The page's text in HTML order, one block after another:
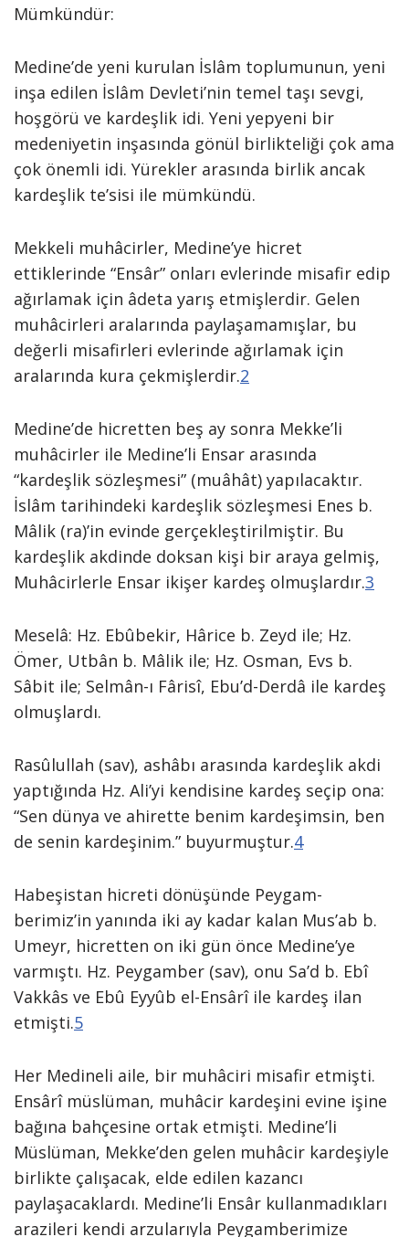
Mümkündür:
Medine’de yeni kurulan İslâm toplumunun, yeni
inşa edilen İslâm Devleti’nin temel taşı sevgi,
hoşgörü ve kardeşlik idi. Yeni yepyeni bir
medeniyetin inşasında gönül birlikteliği çok ama
çok önemli idi. Yürekler arasında birlik ancak
kardeşlik te’sisi ile mümkündü.
Mekkeli muhâcirler, Medine’ye hicret
ettiklerinde “Ensâr” onları evlerinde misafir edip
ağırlamak için âdeta yarış etmişlerdir. Gelen
muhâcirleri aralarında paylaşamamışlar, bu
değerli misafirleri evlerinde ağırlamak için
aralarında kura çekmişlerdir.2
Medine’de hicretten beş ay sonra Mekke’li
muhâcirler ile Medine’li Ensar arasında
“kardeşlik sözleşmesi” (muâhât) yapılacaktır.
İslâm tarihindeki kardeşlik sözleşmesi Enes b.
Mâlik (ra)’in evinde gerçekleştirilmiştir. Bu
kardeşlik akdinde doksan kişi bir araya gelmiş,
Muhâcirlerle Ensar ikişer kardeş olmuşlardır.3
Meselâ: Hz. Ebûbekir, Hârice b. Zeyd ile; Hz.
Ömer, Utbân b. Mâlik ile; Hz. Osman, Evs b.
Sâbit ile; Selmân-ı Fârisî, Ebu’d-Derdâ ile kardeş
olmuşlardı.
Rasûlullah (sav), ashâbı arasında kardeşlik akdi
yaptığında Hz. Ali’yi kendisine kardeş seçip ona:
“Sen dünya ve ahirette benim kardeşimsin, ben
de senin kardeşinim.” buyurmuştur.4
Habeşistan hicreti dönüşünde Peygam-
berimiz’in yanında iki ay kadar kalan Mus’ab b.
Umeyr, hicretten on iki gün önce Medine’ye
varmıştı. Hz. Peygamber (sav), onu Sa’d b. Ebî
Vakkâs ve Ebû Eyyûb el-Ensârî ile kardeş ilan
etmişti.5
Her Medineli aile, bir muhâciri misafir etmişti.
Ensârî müslüman, muhâcir kardeşini evine işine
bağına bahçesine ortak etmişti. Medine’li
Müslüman, Mekke’den gelen muhâcir kardeşiyle
birlikte çalışacak, elde edilen kazancı
paylaşacaklardı. Medine’li Ensâr kullanmadıkları
arazileri kendi arzularıyla Peygamberimize